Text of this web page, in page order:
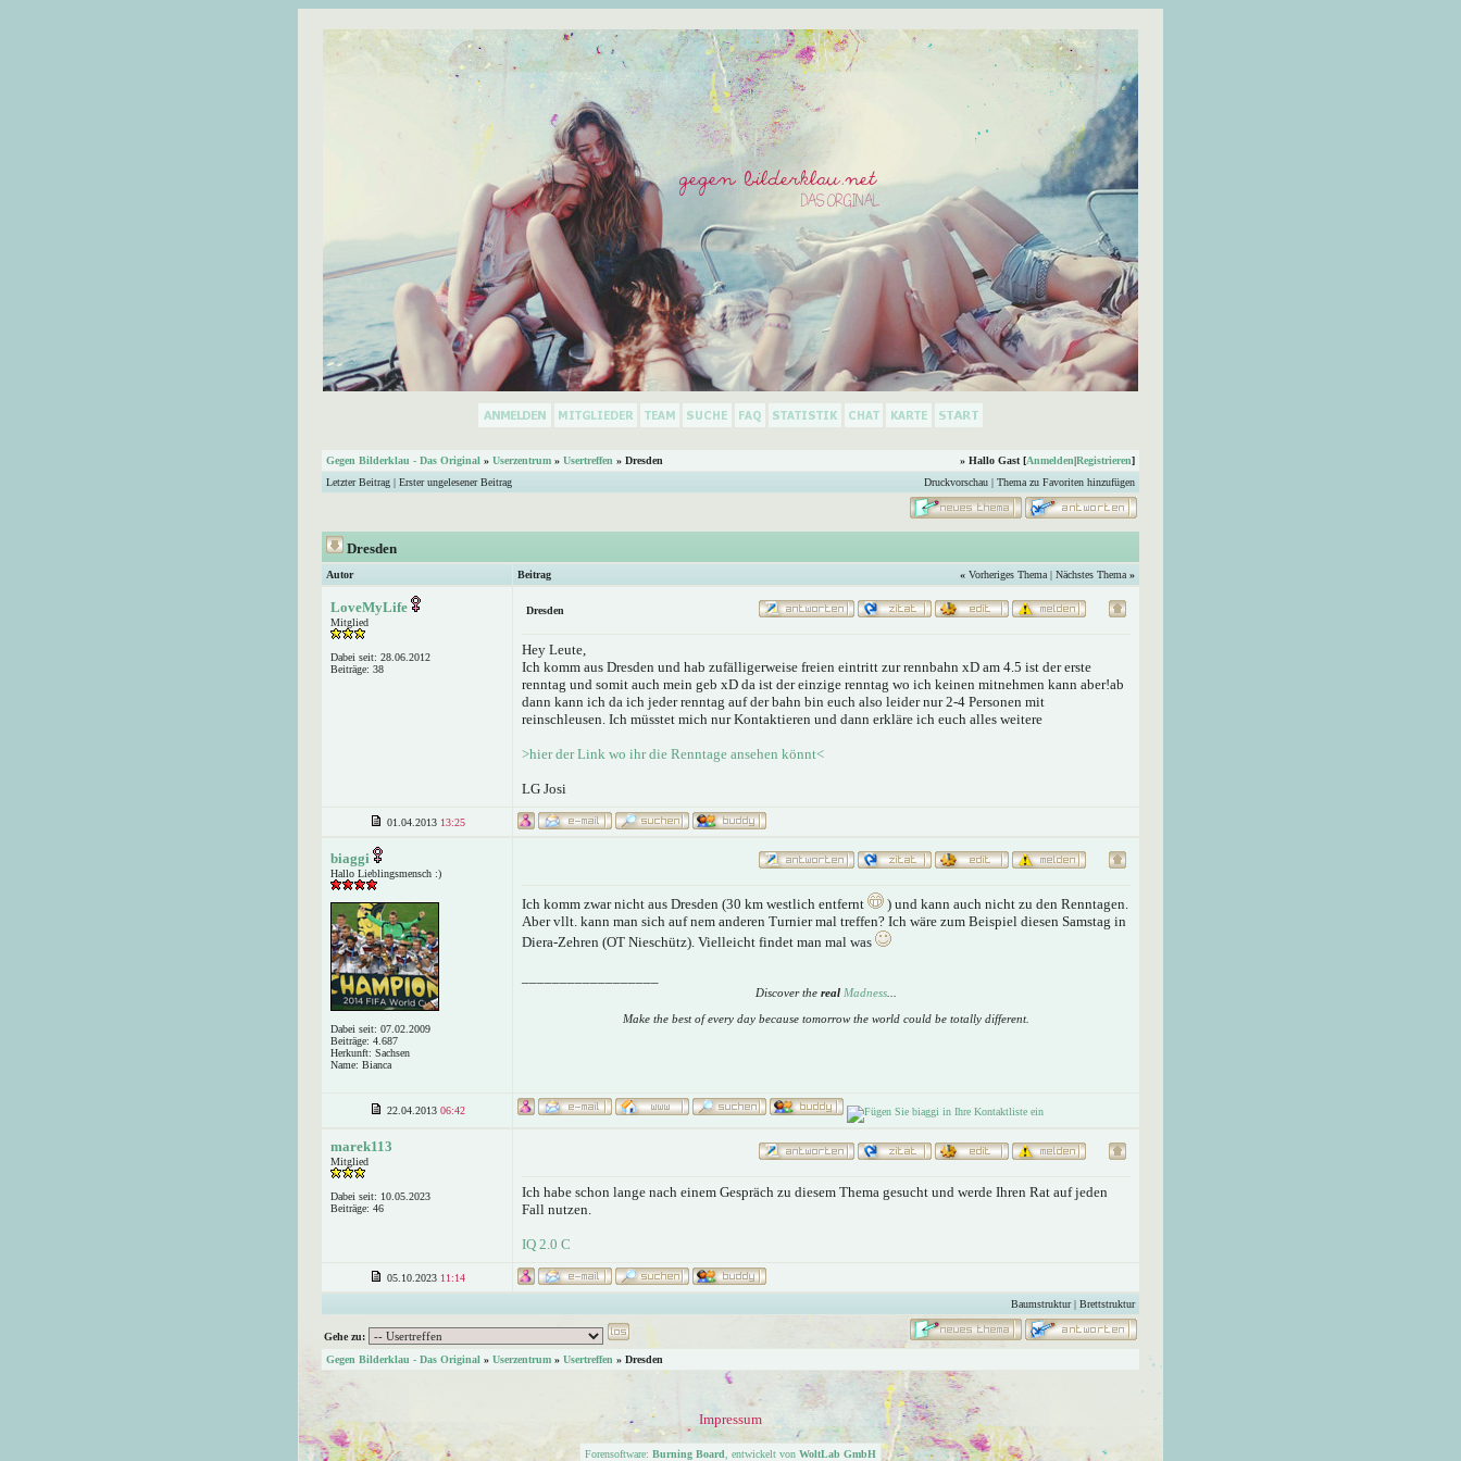
Gegen Bilderklau - Das Original » Userzentrum » Usertreffen » Dresden » Hallo Gast [Anmelden|Registrieren]
Letzter Beitrag | Erster ungelesener Beitrag Druckvorschau | Thema zu Favoriten hinzufügen
Dresden
Autor Beitrag « Vorheriges Thema | Nächstes Thema »
LoveMyLife
Mitglied
Dabei seit: 28.06.2012
Beiträge: 38
Dresden
Hey Leute,
Ich komm aus Dresden und hab zufälligerweise freien eintritt zur rennbahn xD am 4.5 ist der erste
renntag und somit auch mein geb xD da ist der einzige renntag wo ich keinen mitnehmen kann aber!ab
dann kann ich da ich jeder renntag auf der bahn bin euch also leider nur 2-4 Personen mit
reinschleusen. Ich müsstet mich nur Kontaktieren und dann erkläre ich euch alles weitere
>hier der Link wo ihr die Renntage ansehen könnt<
LG Josi
01.04.2013 13:25
biaggi
Hallo Lieblingsmensch :)
Dabei seit: 07.02.2009
Beiträge: 4.687
Herkunft: Sachsen
Name: Bianca
Ich komm zwar nicht aus Dresden (30 km westlich entfernt
) und kann auch nicht zu den Renntagen.
Aber vllt. kann man sich auf nem anderen Turnier mal treffen? Ich wäre zum Beispiel diesen Samstag in
Diera-Zehren (OT Nieschütz). Vielleicht findet man mal was
Discover the real Madness
Make the best of every day because tomorrow the world could be totally different.
22.04.2013 06:42
marek113
Mitglied
Dabei seit: 10.05.2023
Beiträge: 46
Ich habe schon lange nach einem Gespräch zu diesem Thema gesucht und werde Ihren Rat auf jeden
Fall nutzen.
IQ 2.0 C
05.10.2023 11:14
Baumstruktur| Brettstruktur
Gehe zu:
Gegen Bilderklau - Das Original » Userzentrum » Usertreffen » Dresden
Impressum
Forensoftware: Burning Board , entwickelt von WoltLab GmbH